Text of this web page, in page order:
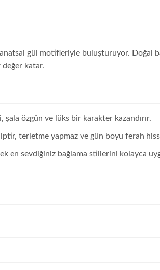
gül motifleriyle buluşturuyor. Doğal
katar.
özgün ve lüks bir karakter kazandırır.
terletme yapmaz ve gün boyu ferah
en sevdiğiniz bağlama stillerini kolayca